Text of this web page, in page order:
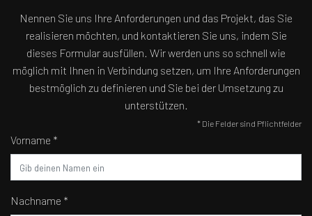
Nennen Sie uns Ihre Anforderungen und das Projekt, das Sie
realisieren möchten, und kontaktieren Sie uns, indem Sie
dieses Formular ausfüllen. Wir werden uns so schnell wie
möglich mit Ihnen in Verbindung setzen, um Ihre Anforderungen
bestmöglich zu definieren und Sie bei der Umsetzung zu
unterstützen.
* Die Felder sind Pflichtfelder
Vorname *
Nachname *